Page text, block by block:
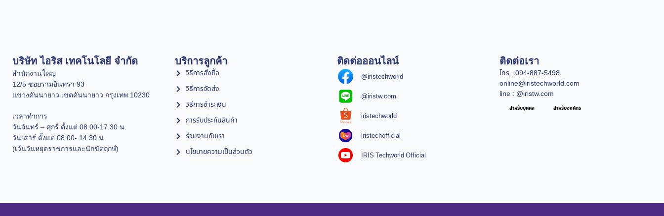
บริษัท ไอริส เทคโนโลยี จำกัด
สำนักงานใหญ่
12/5 ซอยรามอินทรา 93
แขวงคันนายาว เขตคันนายาว กรุงเทพ 10230
เวลาทำการ
วันจันทร์ – ศุกร์ ตั้งแต่ 08.00-17.30 น.
วันเสาร์ ตั้งแต่ 08.00- 14.30 น.
(เว้นวันหยุดราชการและนักขัตฤกษ์)
บริการลูกค้า
วิธีการสั่งซื้อ
วิธีการจัดส่ง
วิธีการชำระเงิน
การรับประกันสินค้า
ร่วมงานกับเรา
นโยบายความเป็นส่วนตัว
ติดต่อออนไลน์
@iristechworld
@iristw.com
iristechworld
iristechofficial
IRIS Techworld Official
ติดต่อเรา
โทร : 094-887-5498
online@iristechworld.com
line : @iristw.com
สำหรับบุคคล สำหรับองค์กร